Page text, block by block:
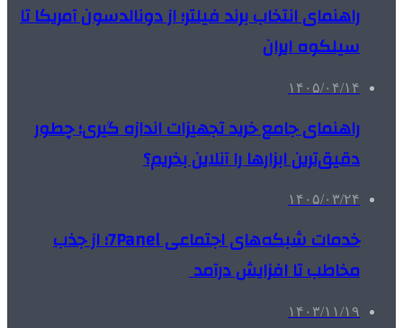
راهنمای انتخاب برند فیلتر؛ از دونالدسون آمریکا تا
سیلکوه ایران
۱۴۰۵/۰۴/۱۴
راهنمای جامع خرید تجهیزات اندازه گیری؛ چطور
دقیق‌ترین ابزارها را آنلاین بخریم؟
۱۴۰۵/۰۳/۲۴
خدمات شبکه‌های اجتماعی 7Panel؛ از جذب
مخاطب تا افزایش درآمد
۱۴۰۳/۱۱/۱۹